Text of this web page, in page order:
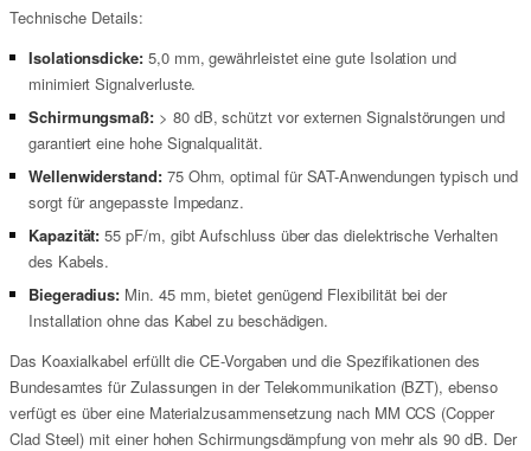
Technische Details:
Isolationsdicke:5,0 mm, gewährleistet eine gute Isolation und
minimiert Signalverluste.
Schirmungsmaß: > 80 dB, schützt vor externen Signalstörungen und
garantiert eine hohe Signalqualität.
Wellenwiderstand:75 Ohm, optimal für SAT-Anwendungen typisch und
sorgt für angepasste Impedanz.
Kapazität: 55 pF/m, gibt Aufschluss über das dielektrische Verhalten
des Kabels.
Biegeradius: Min. 45 mm, bietet genügend Flexibilität bei der
Installation ohne das Kabel zu beschädigen.
Das Koaxialkabel erfüllt die CE-Vorgaben und die Spezifikationen des
Bundesamtes für Zulassungen in der Telekommunikation (BZT), ebenso
verfügt es über eine Materialzusammensetzung nach MM CCS (Copper
Clad Steel) mit einer hohen Schirmungsdämpfung von mehr als 90 dB. Der